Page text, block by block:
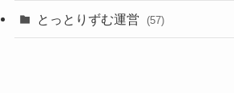
とっとりずむ運営 (57)